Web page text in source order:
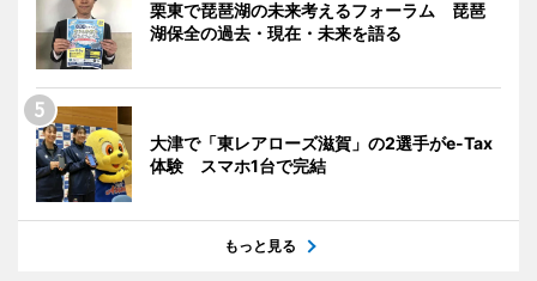
栗東で琵琶湖の未来考えるフォーラム 琵琶
湖保全の過去・現在・未来を語る
大津で「東レアローズ滋賀」の2選手がe-Tax
体験 スマホ1台で完結
もっと見る